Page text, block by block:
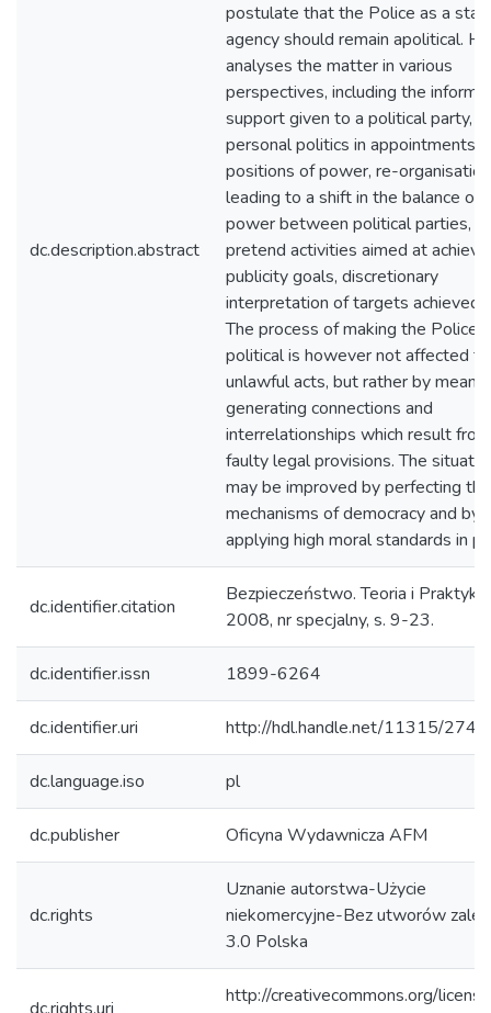
dc.description.abstract
postulate that the Police as a
agency should remain apolitical. He
analyses the matter in various
perspectives, including the informal
support given to a political party,
personal politics in appointments
positions of power, re-
leading to a shift in the balance of
power between political parties,
pretend activities aimed at
publicity goals, discretionary
interpretation of targets achieved,
The process of making the Police
political is however not affected
unlawful acts, but rather by means
generating connections and
interrelationships which result from
faulty legal provisions. The
may be improved by perfecting the
mechanisms of democracy and by
applying high moral standards in
dc.identifier.citation
Bezpieczeństwo. Teoria i Praktyka
2008, nr specjalny, s. 9-23.
dc.identifier.issn 1899-6264
dc.identifier.uri http://hdl.handle.net/11315/
dc.language.iso pl
dc.publisher Oficyna Wydawnicza AFM
dc.rights
Uznanie autorstwa-Użycie
niekomercyjne-Bez utworów
3.0 Polska
http://creativecommons.org/